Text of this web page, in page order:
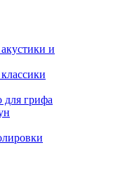
и
грифа